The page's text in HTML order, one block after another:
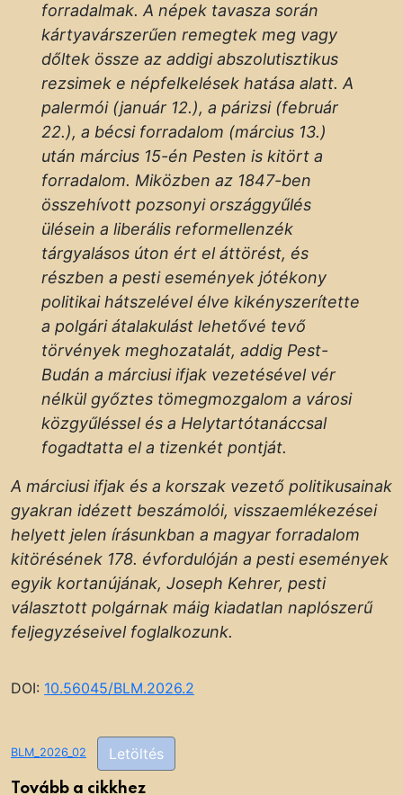
forradalmak. A népek tavasza során
kártyavárszerűen remegtek meg vagy
dőltek össze az addigi abszolutisztikus
rezsimek e népfelkelések hatása alatt. A
palermói (január 12.), a párizsi (február
22.), a bécsi forradalom (március 13.)
után március 15-én Pesten is kitört a
forradalom. Miközben az 1847-ben
összehívott pozsonyi országgyűlés
ülésein a liberális reformellenzék
tárgyalásos úton ért el áttörést, és
részben a pesti események jótékony
politikai hátszelével élve kikényszerítette
a polgári átalakulást lehetővé tevő
törvények meghozatalát, addig Pest-
Budán a márciusi ifjak vezetésével vér
nélkül győztes tömegmozgalom a városi
közgyűléssel és a Helytartótanáccsal
fogadtatta el a tizenkét pontját.
A márciusi ifjak és a korszak vezető politikusainak
gyakran idézett beszámolói, visszaemlékezései
helyett jelen írásunkban a magyar forradalom
kitörésének 178. évfordulóján a pesti események
egyik kortanújának, Joseph Kehrer, pesti
választott polgárnak máig kiadatlan naplószerű
feljegyzéseivel foglalkozunk.
DOI: 10.56045/BLM.2026.2
BLM_2026_02 Letöltés
Tovább a cikkhez